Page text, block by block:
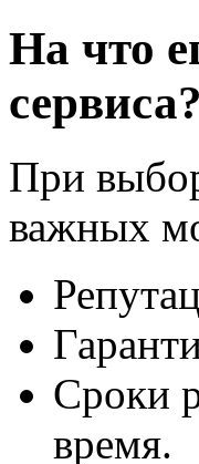
На что
сервиса?
При
важных
Сроки
время.